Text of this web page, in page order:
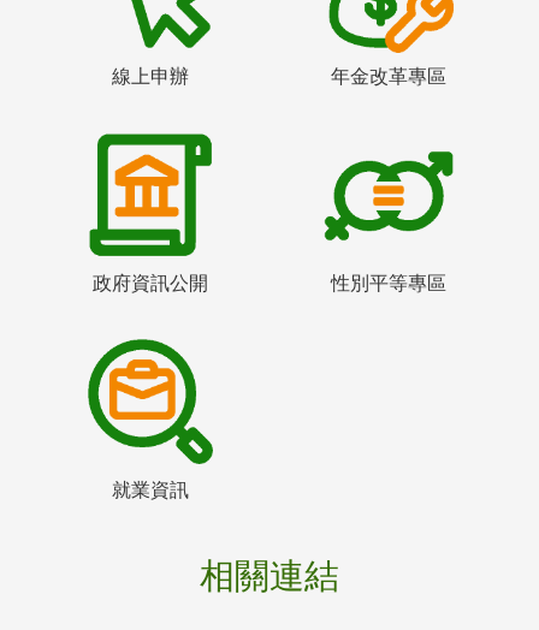
線上申辦 年金改革專區
政府資訊公開 性別平等專區
就業資訊
相關連結